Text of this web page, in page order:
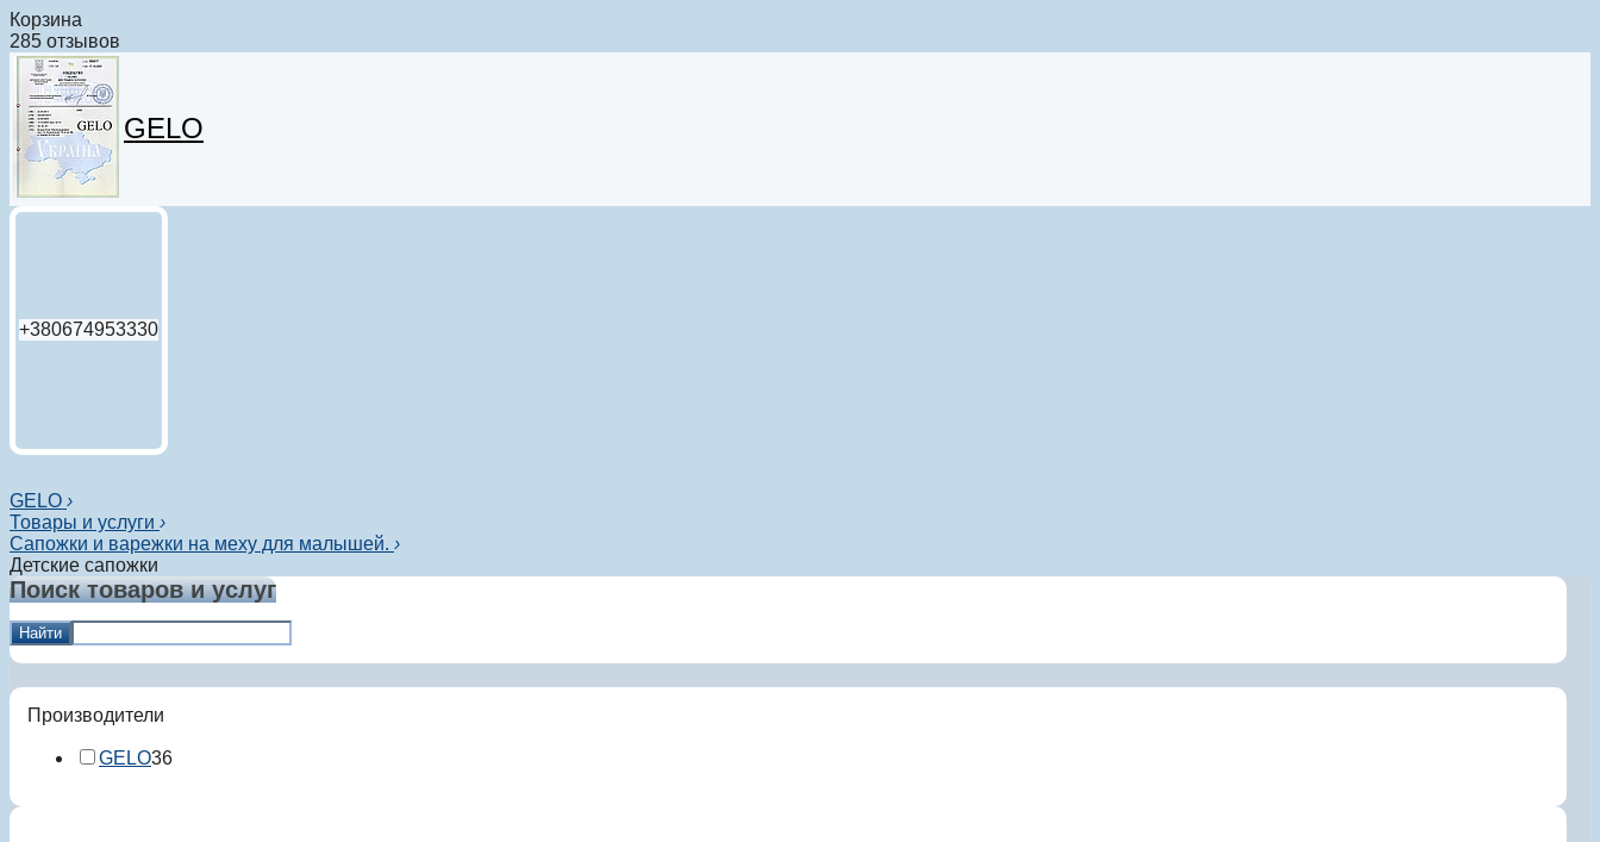
Корзина
285 отзывов
GELO
+380674953330
GELO ›
Товары и услуги ›
Сапожки и варежки на меху для малышей. ›
Детские сапожки
Поиск товаров и услуг
Найти
Производители
GELO36